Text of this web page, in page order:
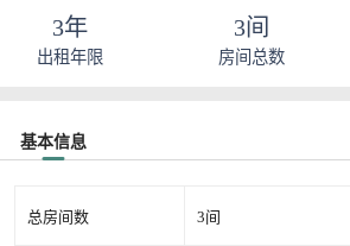
3年
出租年限
3间
房间总数
基本信息
总房间数 3间